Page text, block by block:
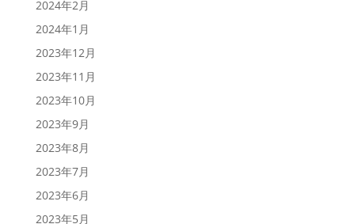
2024年2月
2024年1月
2023年12月
2023年11月
2023年10月
2023年9月
2023年8月
2023年7月
2023年6月
2023年5月